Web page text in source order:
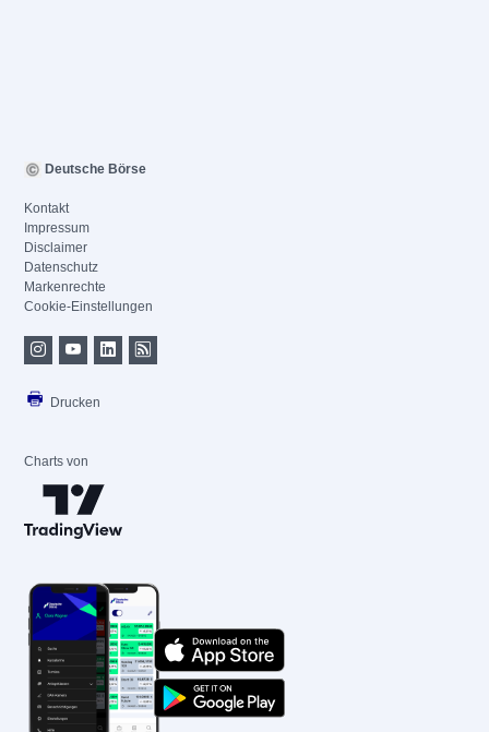
Deutsche Börse
Kontakt
Impressum
Disclaimer
Datenschutz
Markenrechte
Cookie-Einstellungen
Drucken
Charts von